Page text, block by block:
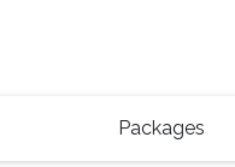
Packages